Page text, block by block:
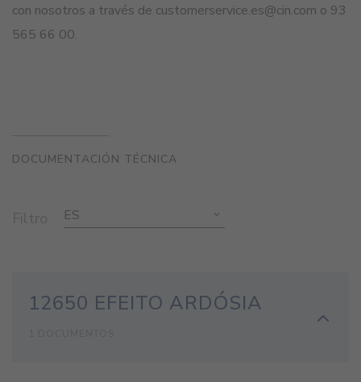
con nosotros a través de customerservice.es@cin.com o 93
565 66 00.
DOCUMENTACIÓN TÉCNICA
ES
12650 EFEITO ARDÓSIA